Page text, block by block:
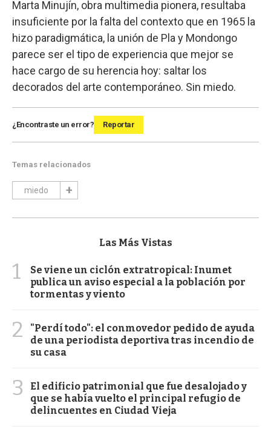
Marta Minujín, obra multimedia pionera, resultaba
insuficiente por la falta del contexto que en 1965 la
hizo paradigmática, la unión de Pla y Mondongo
parece ser el tipo de experiencia que mejor se
hace cargo de su herencia hoy: saltar los
decorados del arte contemporáneo. Sin miedo.
¿Encontraste un error? Reportar
Temas relacionados
miedo
Las Más Vistas
1
Se viene un ciclón extratropical: Inumet
publica un aviso especial a la población por
tormentas y viento
2
"Perdí todo": el conmovedor pedido de ayuda
de una periodista deportiva tras incendio de
su casa
3
El edificio patrimonial que fue desalojado y
que se había vuelto el principal refugio de
delincuentes en Ciudad Vieja